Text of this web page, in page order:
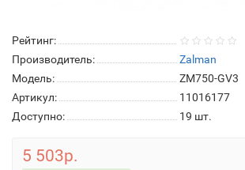
Рейтинг:
Производитель:
Zalman
Модель:
ZM750-GV3
Артикул:
11016177
Доступно:
19 шт.
5 503р.